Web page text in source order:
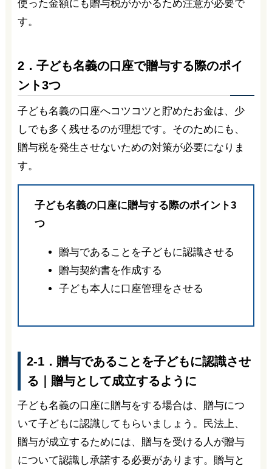
使った金額にも贈与税がかかるため注意が必要で
す。
2．子ども名義の口座で贈与する際のポイ
ント3つ
子ども名義の口座へコツコツと貯めたお金は、少
しでも多く残せるのが理想です。そのためにも、
贈与税を発生させないための対策が必要になりま
す。
子ども名義の口座に贈与する際のポイント3
つ
贈与であることを子どもに認識させる
贈与契約書を作成する
子ども本人に口座管理をさせる
2-1．贈与であることを子どもに認識させ
る｜贈与として成立するように
子ども名義の口座に贈与をする場合は、贈与につ
いて子どもに認識してもらいましょう。民法上、
贈与が成立するためには、贈与を受ける人が贈与
について認識し承諾する必要があります。贈与と